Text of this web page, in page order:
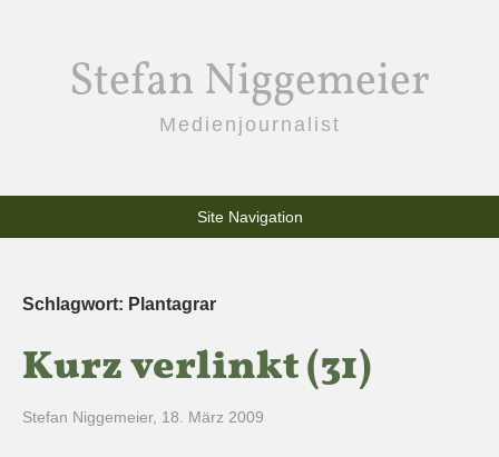
Stefan Niggemeier
Medienjournalist
Site Navigation
Schlagwort: Plantagrar
Kurz verlinkt (31)
Stefan Niggemeier, 18. März 2009